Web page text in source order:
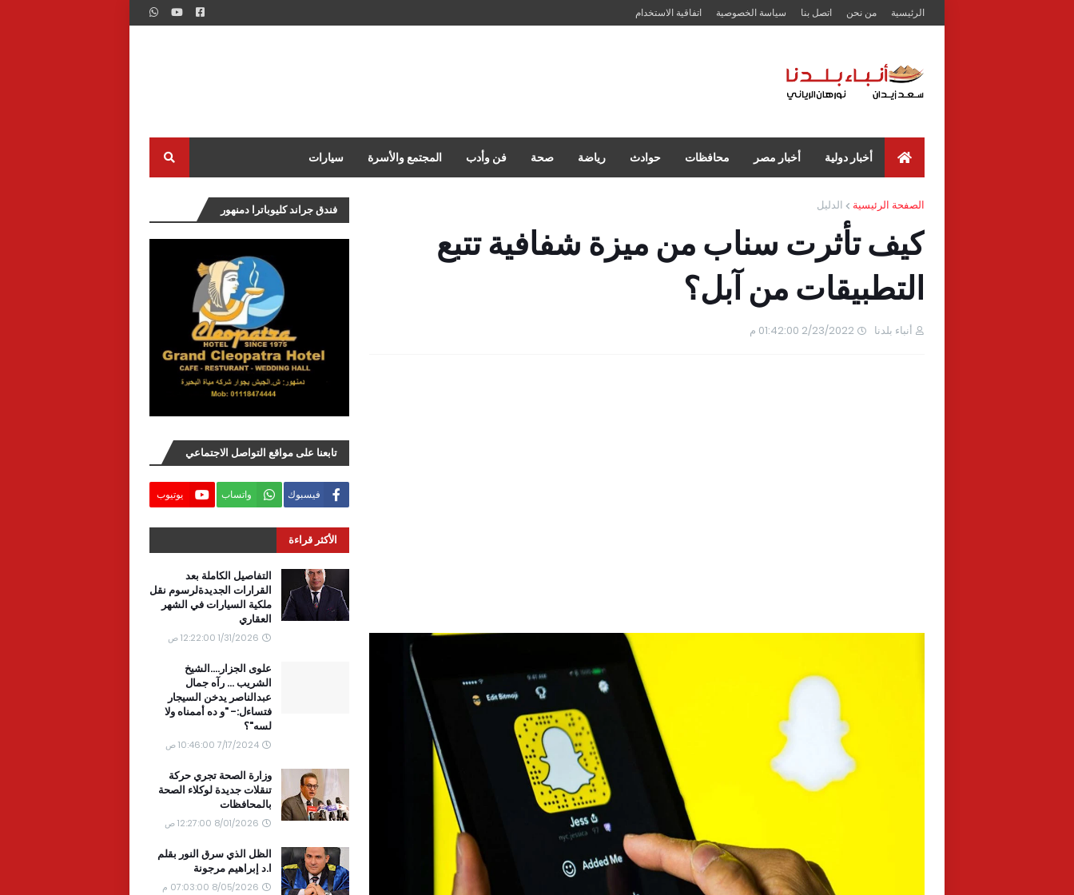
الرئيسية من نحن اتصل بنا سياسة الخصوصية اتفاقية الاستخدام
أخبار دولية أخبار مصر محافظات حوادث رياضة صحة فن وأدب المجتمع والأسرة سيارات
الصفحة الرئيسية الدليل
كيف تأثرت سناب من ميزة شفافية تتبع
التطبيقات من آبل؟
أنباء بلدنا 2/23/2022 01:42:00 م
فندق جراند كليوباترا دمنهور
تابعنا على مواقع التواصل الاجتماعي
فيسبوك واتساب يوتيوب
الأكثر قراءة
التفاصيل الكاملة بعد
القرارات الجديدةلرسوم نقل
ملكية السيارات في الشهر
العقاري
1/31/2026 12:22:00 ص
علوى الجزار....الشيخ
الشريب ... رآه جمال
عبدالناصر يدخن السيجار
فتساءل:- "و ده أممناه ولا
لسه"؟
7/17/2024 10:46:00 ص
وزارة الصحة تجري حركة
تنقلات جديدة لوكلاء الصحة
بالمحافظات
8/01/2026 12:27:00 ص
الظل الذي سرق النور بقلم
ا.د إبراهيم مرجونة
8/05/2026 07:03:00 م